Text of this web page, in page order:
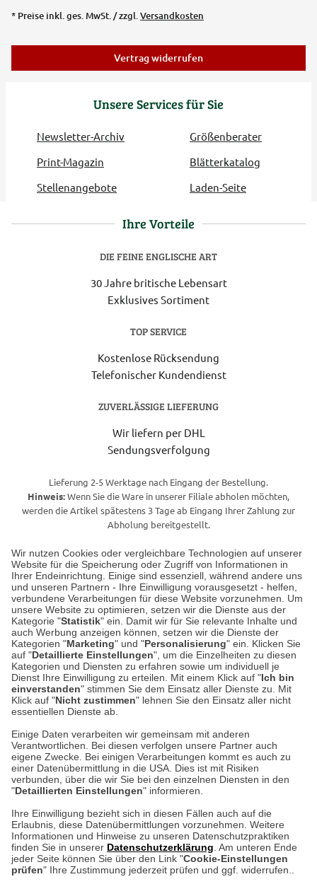
Wir nutzen Cookies oder vergleichbare Technologien auf unserer
Website für die Speicherung oder Zugriff von Informationen in
Ihrer Endeinrichtung. Einige sind essenziell, während andere uns
und unseren Partnern - Ihre Einwilligung vorausgesetzt - helfen,
verbundene Verarbeitungen für diese Website vorzunehmen. Um
unsere Website zu optimieren, setzen wir die Dienste aus der
Kategorie "Statistik" ein. Damit wir für Sie relevante Inhalte und
auch Werbung anzeigen können, setzen wir die Dienste der
Kategorien "Marketing" und "Personalisierung" ein. Klicken Sie
auf "Detaillierte Einstellungen", um die Einzelheiten zu diesen
Kategorien und Diensten zu erfahren sowie um individuell je
Dienst Ihre Einwilligung zu erteilen. Mit einem Klick auf "Ich bin
einverstanden" stimmen Sie dem Einsatz aller Dienste zu. Mit
Klick auf "Nicht zustimmen" lehnen Sie den Einsatz aller nicht
essentiellen Dienste ab.
Einige Daten verarbeiten wir gemeinsam mit anderen
Verantwortlichen. Bei diesen verfolgen unsere Partner auch
eigene Zwecke. Bei einigen Verarbeitungen kommt es auch zu
einer Datenübermittlung in die USA. Dies ist mit Risiken
verbunden, über die wir Sie bei den einzelnen Diensten in den
"Detaillierten Einstellungen" informieren.
Ihre Einwilligung bezieht sich in diesen Fällen auch auf die
Erlaubnis, diese Datenübermittlungen vorzunehmen. Weitere
Informationen und Hinweise zu unseren Datenschutzpraktiken
finden Sie in unserer Datenschutzerklärung . Am unteren Ende
jeder Seite können Sie über den Link "Cookie-Einstellungen
prüfen" Ihre Zustimmung jederzeit prüfen und ggf. widerrufen..
Unsere Services für Sie
Newsletter-Archiv
Größenberater
Print-Magazin
Blätterkatalog
Stellenangebote
Laden-Seite
* Preise inkl. ges. MwSt. / zzgl. Versandkosten
Vertrag widerrufen
Ihre Vorteile
DIE FEINE ENGLISCHE ART
30 Jahre britische Lebensart
Exklusives Sortiment
TOP SERVICE
Kostenlose Rücksendung
Telefonischer Kundendienst
ZUVERLÄSSIGE LIEFERUNG
Wir liefern per DHL
Sendungsverfolgung
Lieferung 2-5 Werktage nach Eingang der Bestellung.
Hinweis:Wenn Sie die Ware in unserer Filiale abholen möchten,
werden die Artikel spätestens 3 Tage ab Eingang Ihrer Zahlung zur
Abholung bereitgestellt.
Unser Geschäft in Meckenheim
Auf dem Steinbüchel 6
53340 Meckenheim
Montag bis Samstag 9:00 Uhr bis 18:00 Uhr
weitere Information
Hier finden Sie uns im Netz
Kontakt
Umwelt und Entsorgung
Zur Echtheit von Bewertungen
Hinweisgeber-Schutzgesetz
Barrierefreiheit unserer Website
Cookie-Einstellungen in Ihrem Browser
ACHTUNG!
Ihr Browser speichert aktuell keine Cookies!
Leider können Sie in diesem Fall unseren Online-Shop